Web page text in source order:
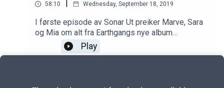
58:10 Wednesday, September 18, 2019
I første episode av Sonar Ut preiker Marve, Sara
og Mia om alt fra Earthgangs nye album
"Mirrorland" og Doni Mula & Pappaisjappas nye
"Wallahi"-musikkvideo til Lairofestivalen i Bodø
marius@yltv.nohttps://www.youtube.com/user/Yo
Play